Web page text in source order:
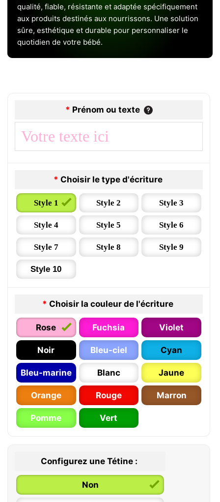
qualité, fiable, résistante et adaptée spécifiquement
aux produits destinés aux nourrissons. Une solution
sûre, esthétique et durable pour personnaliser le
quotidien de votre bébé.
* Prénom ou texte
* Choisir le type d'écriture
Style 1 Style 2 Style 3
Style 4 Style 5 Style 6
Style 7 Style 8 Style 9
Style 10
* Choisir la couleur de l'écriture
Rose Fuchsia Violet
Noir Bleu-ciel Cyan
Bleu-marine Blanc Jaune
Orange Rouge Marron
Pomme Vert
Configurez une Tétine :
Non